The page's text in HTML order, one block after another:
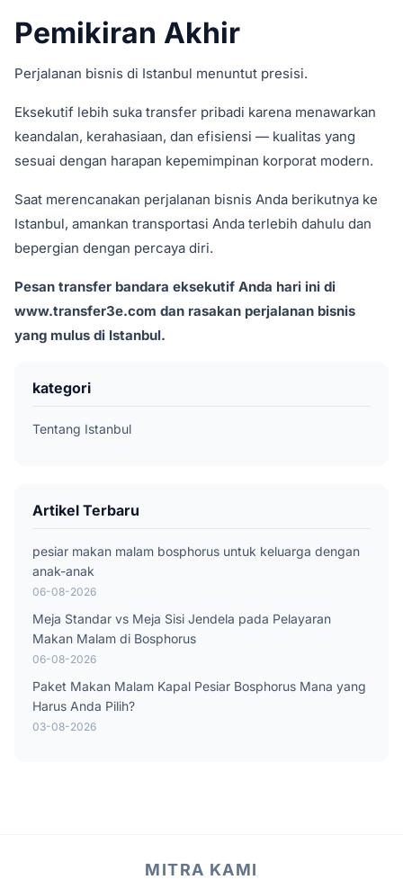
Pemikiran Akhir
Perjalanan bisnis di Istanbul menuntut presisi.
Eksekutif lebih suka transfer pribadi karena menawarkan
keandalan, kerahasiaan, dan efisiensi — kualitas yang
sesuai dengan harapan kepemimpinan korporat modern.
Saat merencanakan perjalanan bisnis Anda berikutnya ke
Istanbul, amankan transportasi Anda terlebih dahulu dan
bepergian dengan percaya diri.
Pesan transfer bandara eksekutif Anda hari ini di
www.transfer3e.com dan rasakan perjalanan bisnis
yang mulus di Istanbul.
kategori
Tentang Istanbul
Artikel Terbaru
pesiar makan malam bosphorus untuk keluarga dengan
anak-anak
06-08-2026
Meja Standar vs Meja Sisi Jendela pada Pelayaran
Makan Malam di Bosphorus
06-08-2026
Paket Makan Malam Kapal Pesiar Bosphorus Mana yang
Harus Anda Pilih?
03-08-2026
MITRA KAMI